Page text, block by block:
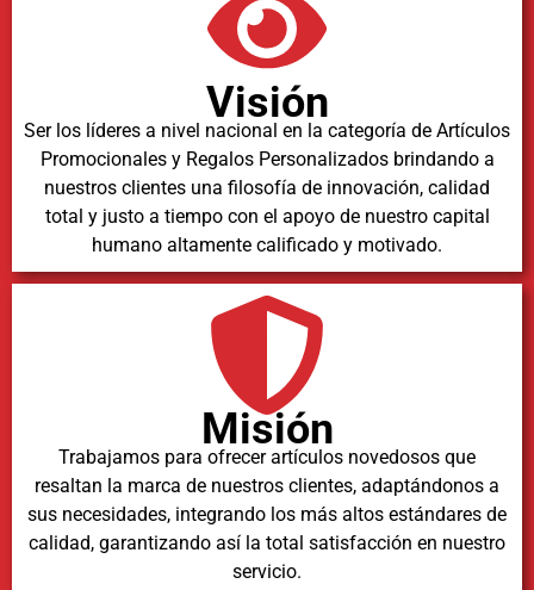
Visión
Ser los líderes a nivel nacional en la categoría de Artículos
Promocionales y Regalos Personalizados brindando a
nuestros clientes una filosofía de innovación, calidad
total y justo a tiempo con el apoyo de nuestro capital
humano altamente calificado y motivado.
Misión
Trabajamos para ofrecer artículos novedosos que
resaltan la marca de nuestros clientes, adaptándonos a
sus necesidades, integrando los más altos estándares de
calidad, garantizando así la total satisfacción en nuestro
servicio.